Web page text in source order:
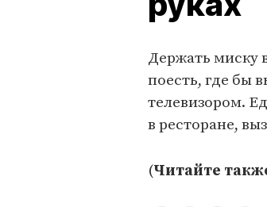
Держать миску
поесть, где бы
телевизором.
в ресторане,
(Читайте